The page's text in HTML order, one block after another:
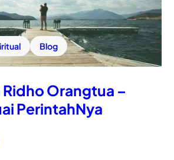
Blog
Orangtua –
PerintahNya